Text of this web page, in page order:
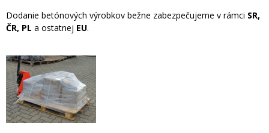
Dodanie betónových výrobkov bežne zabezpečujeme v rámci SR,
ČR, PL a ostatnej EU.